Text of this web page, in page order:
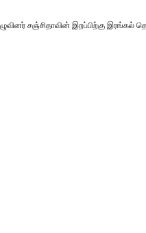
சஞ்சிதாவின் இறப்பிற்கு இரங்கல்